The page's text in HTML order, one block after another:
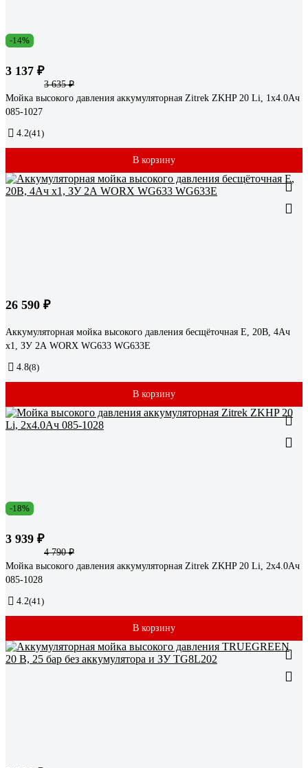
-14%
3 137 ₽
3 635 ₽
Мойка высокого давления аккумуляторная Zitrek ZKHP 20 Li, 1x4.0Ач
085-1027
4.2(41)
В корзину
26 590 ₽
Аккумуляторная мойка высокого давления бесщёточная E, 20В, 4Ач
х1, ЗУ 2А WORX WG633 WG633E
4.8(8)
В корзину
-18%
3 939 ₽
4 790 ₽
Мойка высокого давления аккумуляторная Zitrek ZKHP 20 Li, 2x4.0Ач
085-1028
4.2(41)
В корзину